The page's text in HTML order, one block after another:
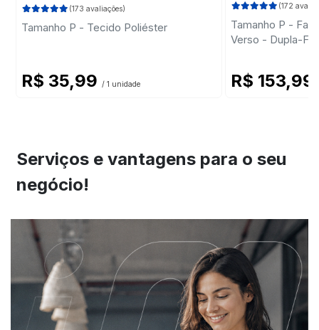
(173 avaliações)
Tamanho P - Tecido Poliéster
R$ 35,99 / 1 unidade
(172
Tamanho P -
Verso - Dupla-
R$ 153,99
Serviços e vantagens para o seu
negócio!